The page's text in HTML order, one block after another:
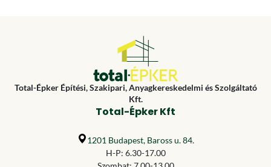
Total-Épker Építési, Szakipari, Anyagkereskedelmi és Szolgáltató
Kft.
Total-Épker Kft
1201 Budapest, Baross u. 84.
H-P: 6.30-17.00